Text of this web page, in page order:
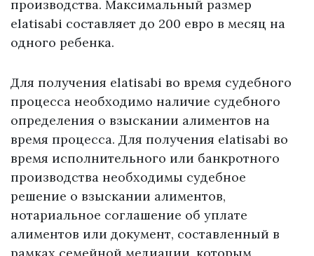
производства. Максимальный размер
elatisabi составляет до 200 евро в месяц на
одного ребенка.
Для получения elatisabi во время судебного
процесса необходимо наличие судебного
определения о взыскании алиментов на
время процесса. Для получения elatisabi во
время исполнительного или банкротного
производства необходимы судебное
решение о взыскании алиментов,
нотариальное соглашение об уплате
алиментов или документ, составленный в